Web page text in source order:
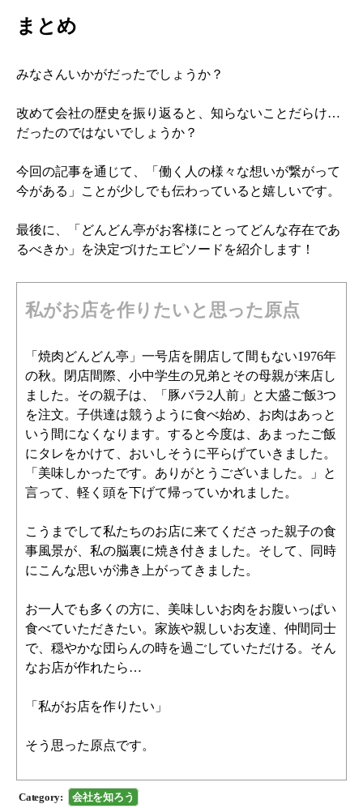
まとめ
みなさんいかがだったでしょうか？
改めて会社の歴史を振り返ると、知らないことだらけ…
だったのではないでしょうか？
今回の記事を通じて、「働く人の様々な想いが繋がって
今がある」ことが少しでも伝わっていると嬉しいです。
最後に、「どんどん亭がお客様にとってどんな存在であ
るべきか」を決定づけたエピソードを紹介します！
私がお店を作りたいと思った原点
「焼肉どんどん亭」一号店を開店して間もない1976年
の秋。閉店間際、小中学生の兄弟とその母親が来店し
ました。その親子は、「豚バラ2人前」と大盛ご飯3つ
を注文。子供達は競うように食べ始め、お肉はあっと
いう間になくなります。すると今度は、あまったご飯
にタレをかけて、おいしそうに平らげていきました。
「美味しかったです。ありがとうございました。」と
言って、軽く頭を下げて帰っていかれました。
こうまでして私たちのお店に来てくださった親子の食
事風景が、私の脳裏に焼き付きました。そして、同時
にこんな思いが沸き上がってきました。
お一人でも多くの方に、美味しいお肉をお腹いっぱい
食べていただきたい。家族や親しいお友達、仲間同士
で、穏やかな団らんの時を過ごしていただける。そん
なお店が作れたら…
「私がお店を作りたい」
そう思った原点です。
Category: 会社を知ろう